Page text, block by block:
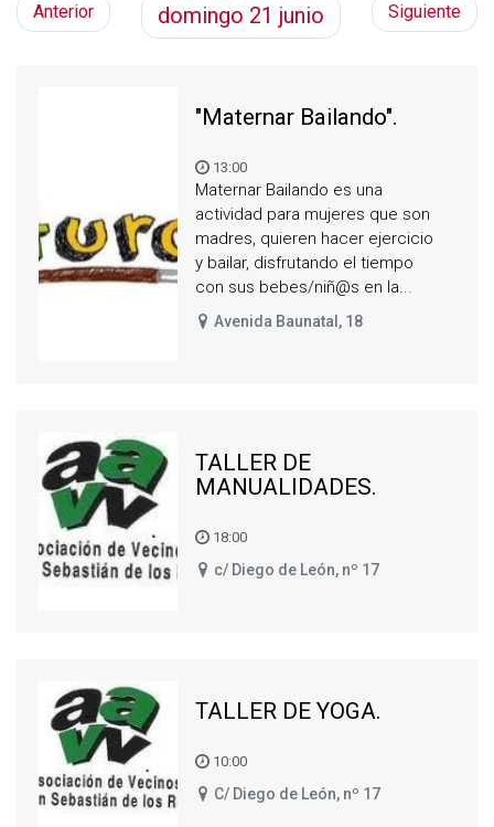
Anterior domingo 21 junio Siguiente
"Maternar Bailando".
13:00
Maternar Bailando es una
actividad para mujeres que son
madres, quieren hacer ejercicio
y bailar, disfrutando el tiempo
con sus bebes/niñ@s en la...
Avenida Baunatal, 18
TALLER DE
MANUALIDADES.
18:00
c/ Diego de León, nº 17
TALLER DE YOGA.
10:00
C/ Diego de León, nº 17